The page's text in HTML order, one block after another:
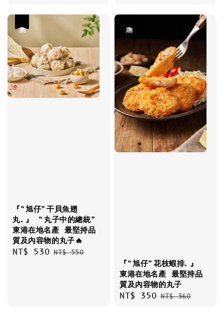
『“旭仔”干貝魚翅
丸.』 “丸子中的總統”
東港在地名產 最堅持品
質及內容物的丸子🔥
Sale
NT$ 530 Regular
NT$ 550
『“旭仔”花枝蝦排.』
東港在地名產 最堅持品
質及內容物的丸子
Sale
NT$ 350 Regular
NT$ 360